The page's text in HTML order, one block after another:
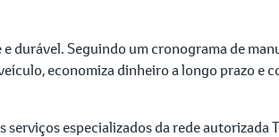
durável. Seguindo um cronograma de
economiza dinheiro a longo prazo e
especializados da rede autorizada